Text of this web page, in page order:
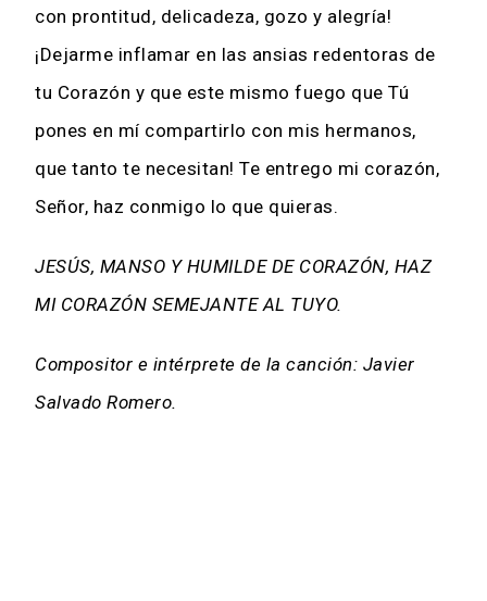
con prontitud, delicadeza, gozo y alegría!
¡Dejarme inflamar en las ansias redentoras de
tu Corazón y que este mismo fuego que Tú
pones en mí compartirlo con mis hermanos,
que tanto te necesitan! Te entrego mi corazón,
Señor, haz conmigo lo que quieras.
JESÚS, MANSO Y HUMILDE DE CORAZÓN, HAZ
MI CORAZÓN SEMEJANTE AL TUYO.
Compositor e intérprete de la canción: Javier
Salvado Romero.